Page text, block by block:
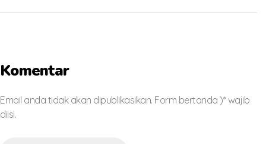
Komentar
Email anda tidak akan dipublikasikan. Form bertanda )* wajib
diisi.